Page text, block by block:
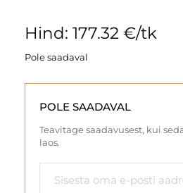
Hind: 177.32 €/tk
Pole saadaval
POLE SAADAVAL
Teavitage saadavusest, kui
laos.